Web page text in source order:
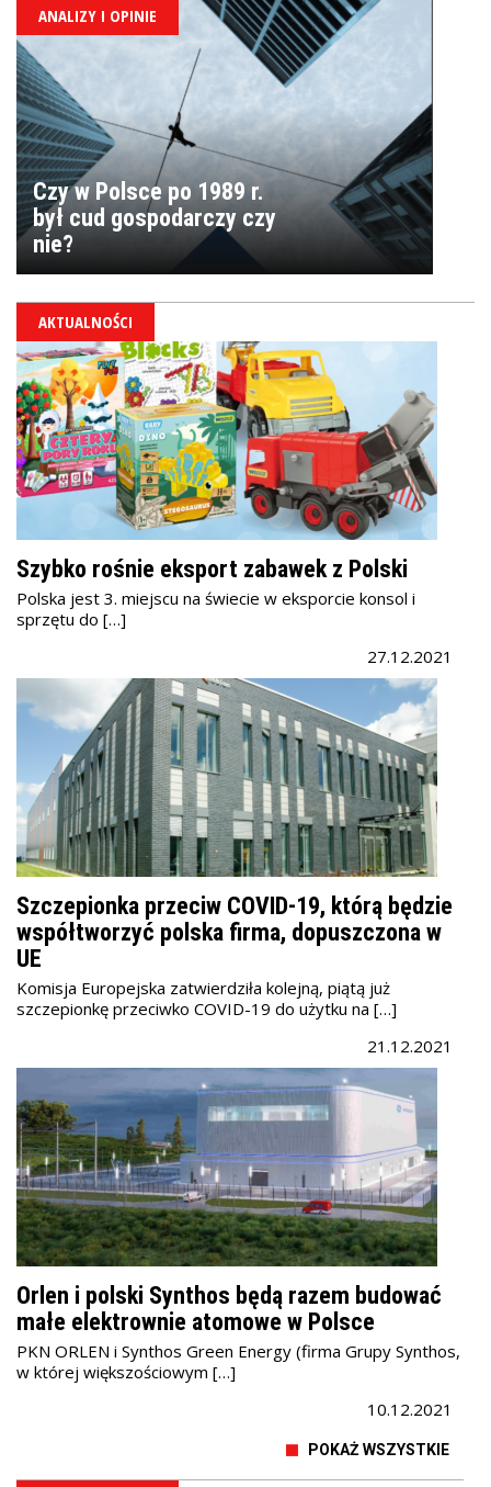
ANALIZY I OPINIE
Czy w Polsce po 1989 r.
był cud gospodarczy czy
nie?
AKTUALNOŚCI
Szybko rośnie eksport zabawek z Polski
Polska jest 3. miejscu na świecie w eksporcie konsol i
sprzętu do […]
27.12.2021
Szczepionka przeciw COVID-19, którą będzie
współtworzyć polska firma, dopuszczona w
UE
Komisja Europejska zatwierdziła kolejną, piątą już
szczepionkę przeciwko COVID-19 do użytku na […]
21.12.2021
Orlen i polski Synthos będą razem budować
małe elektrownie atomowe w Polsce
PKN ORLEN i Synthos Green Energy (firma Grupy Synthos,
w której większościowym […]
10.12.2021
POKAŻ WSZYSTKIE